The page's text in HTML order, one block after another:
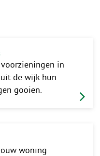
in
de wijk hun
gooien.
woning